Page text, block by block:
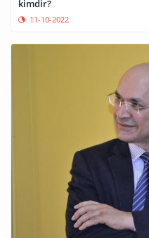
kimdir?
11-10-2022